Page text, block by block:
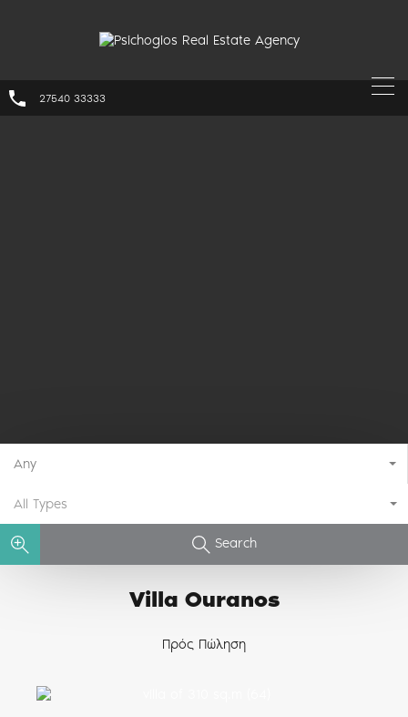
27540 33333
Any
All Types
Search
Villa Ouranos
Πρός Πώληση